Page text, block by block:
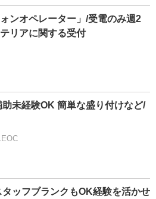
ンオペレーター」/受電のみ週2
リアに関する受付
未経験OK 簡単な盛り付けなど/
ッフブランクもOK経験を活かせ